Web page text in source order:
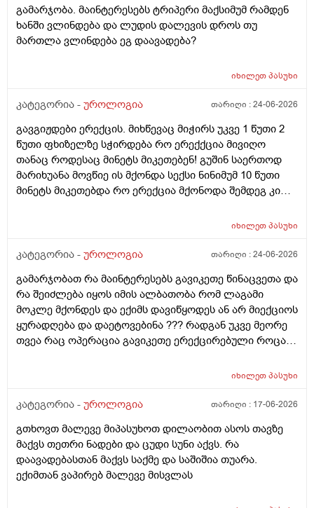
გამარჯობა. მაინტერესებს ტრიპერი მაქსიმუმ რამდენ
ხანში ვლინდება და ლუდის დალევის დროს თუ
მართლა ვლინდება ეგ დაავადება?
იხილეთპასუხი
კატეგორია - უროლოგია თარიღი :24-06-2026
გავგიჟდები ერექცის. მიხწევაც მიჭირს უკვე 1 წუთი 2
წუთი ფხიზელზე სჭირდება რო ერექქცია მივიღო
თანაც როდესაც მინეტს მიკეთებენ! გუშინ საერთოდ
მარიხუანა მოვწიე ის მქონდა სექსი ნინიმუმ 10 წუთი
მინეტს მიკეთებდა რო ერექცია მქონოდა შემდეგ კი
ერექცია მაგრამ გავგიჟდი დავისტრესე რავქნა
იხილეთპასუხი
კატეგორია - უროლოგია თარიღი :24-06-2026
გამარჯობათ რა მაინტერესებს გავიკეთე წინაცვეთა და
რა შეიძლება იყოს იმის ალბათობა რომ ლაგამი
მოკლე მქონდეს და ექიმს დავიწყოდეს ან არ მიექციოს
ყურადღება და დაეტოვებინა ??? რადგან უკვე მეორე
თვეა რაც ოპერაცია გავიკეთე ერექცირებული როცა
ასევე არაერექციულ დროსაც სადღაც ეგრე 1
ერექცირებულის დროს უბრალოდ მერე გარშემოც
იქაჩება ხოლმე და ცოტა დაჭიმვასაც ვგრძნობსავით
ლაგამის არეში
იხილეთპასუხი
კატეგორია - უროლოგია თარიღი : 17-06-2026
გთხოვთ მალევე მიპასუხოთ დილაობით ასოს თავზე
მაქვს თეთრი ნადები და ცუდი სუნი აქვს. რა
დაავადებასთან მაქვს საქმე და საშიშია თუარა.
ექიმთან ვაპირებ მალევე მისვლას